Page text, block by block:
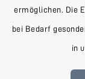
ermöglichen. Die
bei Bedarf
in